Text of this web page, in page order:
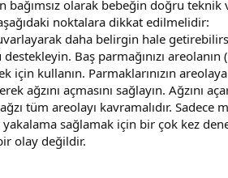
bağımsız olarak bebeğin doğru
noktalara dikkat edilmelidir:
daha belirgin hale
Baş parmağınızı
için kullanın. Parmaklarınızın
ağzını açmasını sağlayın. Ağzını
tüm areolayı kavramalıdır.
sağlamak için bir çok kez
olay değildir.